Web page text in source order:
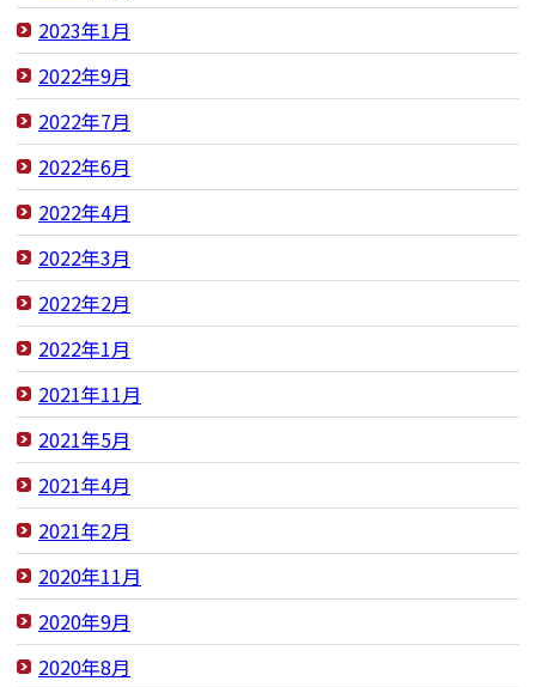
2023年1月
2022年9月
2022年7月
2022年6月
2022年4月
2022年3月
2022年2月
2022年1月
2021年11月
2021年5月
2021年4月
2021年2月
2020年11月
2020年9月
2020年8月